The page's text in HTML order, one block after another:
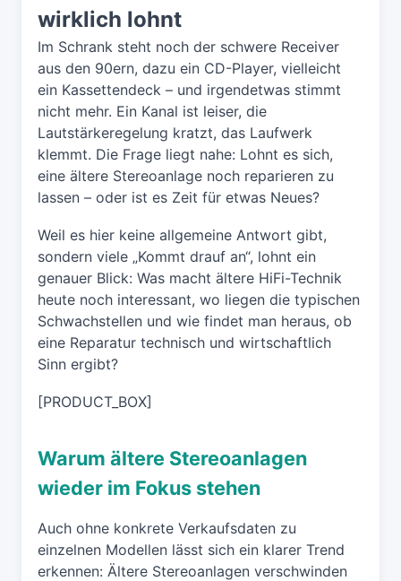
wirklich lohnt
Im Schrank steht noch der schwere Receiver
aus den 90ern, dazu ein CD-Player, vielleicht
ein Kassettendeck – und irgendetwas stimmt
nicht mehr. Ein Kanal ist leiser, die
Lautstärkeregelung kratzt, das Laufwerk
klemmt. Die Frage liegt nahe: Lohnt es sich,
eine ältere Stereoanlage noch reparieren zu
lassen – oder ist es Zeit für etwas Neues?
Weil es hier keine allgemeine Antwort gibt,
sondern viele „Kommt drauf an“, lohnt ein
genauer Blick: Was macht ältere HiFi-Technik
heute noch interessant, wo liegen die typischen
Schwachstellen und wie findet man heraus, ob
eine Reparatur technisch und wirtschaftlich
Sinn ergibt?
[PRODUCT_BOX]
Warum ältere Stereoanlagen
wieder im Fokus stehen
Auch ohne konkrete Verkaufsdaten zu
einzelnen Modellen lässt sich ein klarer Trend
erkennen: Ältere Stereoanlagen verschwinden